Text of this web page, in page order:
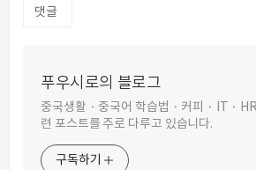
댓글
푸우시로의 블로그
중국생활 · 중국어 학습법 · 커피 · IT ·
련 포스트를 주로 다루고 있습니다.
구독하기